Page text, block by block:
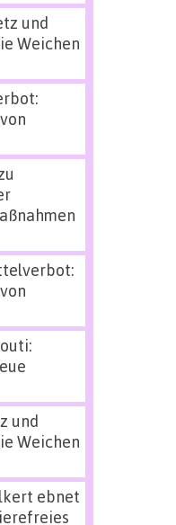
und
Weichen
und
Weichen
ebnet